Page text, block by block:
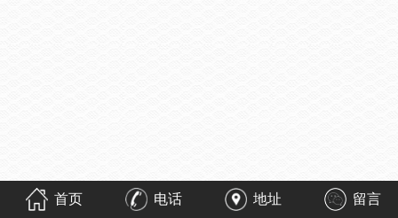
首页 电话 地址 留言